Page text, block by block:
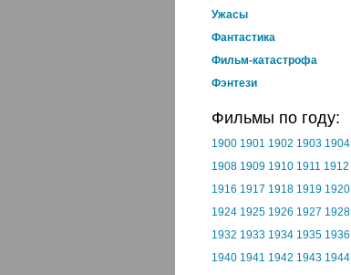
Ужасы
Фантастика
Фильм-катастрофа
Фэнтези
Фильмы по году:
1900 1901 1902 1903 1904
1908 1909 1910 1911 1912
1916 1917 1918 1919 1920
1924 1925 1926 1927 1928
1932 1933 1934 1935 1936
1940 1941 1942 1943 1944